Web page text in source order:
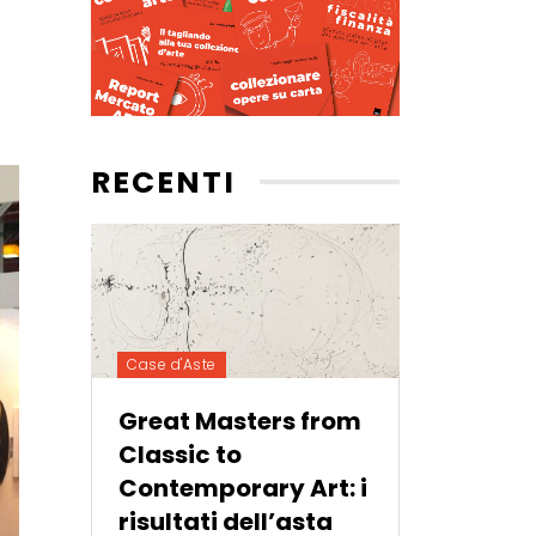
RECENTI
Case d'Aste
Great Masters from
Classic to
Contemporary Art: i
risultati dell’asta